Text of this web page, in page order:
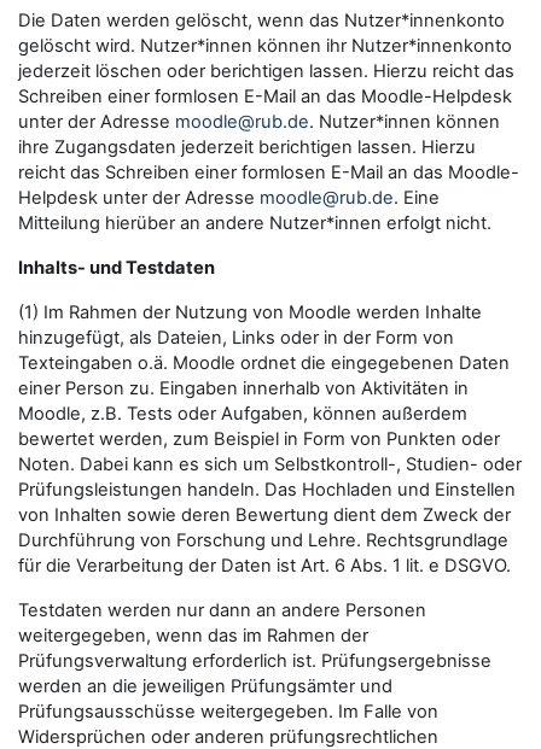
Die Daten werden gelöscht, wenn das Nutzer*innenkonto
gelöscht wird. Nutzer*innen können ihr Nutzer*innenkonto
jederzeit löschen oder berichtigen lassen. Hierzu reicht das
Schreiben einer formlosen E-Mail an das Moodle-Helpdesk
unter der Adresse moodle@rub.de. Nutzer*innen können
ihre Zugangsdaten jederzeit berichtigen lassen. Hierzu
reicht das Schreiben einer formlosen E-Mail an das Moodle-
Helpdesk unter der Adresse moodle@rub.de. Eine
Mitteilung hierüber an andere Nutzer*innen erfolgt nicht.
Inhalts- und Testdaten
(1) Im Rahmen der Nutzung von Moodle werden Inhalte
hinzugefügt, als Dateien, Links oder in der Form von
Texteingaben o.ä. Moodle ordnet die eingegebenen Daten
einer Person zu. Eingaben innerhalb von Aktivitäten in
Moodle, z.B. Tests oder Aufgaben, können außerdem
bewertet werden, zum Beispiel in Form von Punkten oder
Noten. Dabei kann es sich um Selbstkontroll-, Studien- oder
Prüfungsleistungen handeln. Das Hochladen und Einstellen
von Inhalten sowie deren Bewertung dient dem Zweck der
Durchführung von Forschung und Lehre. Rechtsgrundlage
für die Verarbeitung der Daten ist Art. 6 Abs. 1 lit. e DSGVO.
Testdaten werden nur dann an andere Personen
weitergegeben, wenn das im Rahmen der
Prüfungsverwaltung erforderlich ist. Prüfungsergebnisse
werden an die jeweiligen Prüfungsämter und
Prüfungsausschüsse weitergegeben. Im Falle von
Widersprüchen oder anderen prüfungsrechtlichen